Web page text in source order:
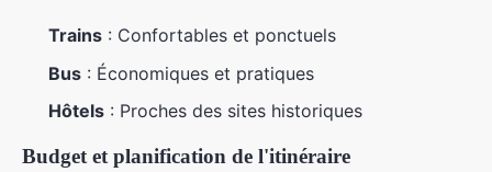
Trains : Confortables et ponctuels
Bus : Économiques et pratiques
Hôtels : Proches des sites historiques
Budget et planification de l'itinéraire